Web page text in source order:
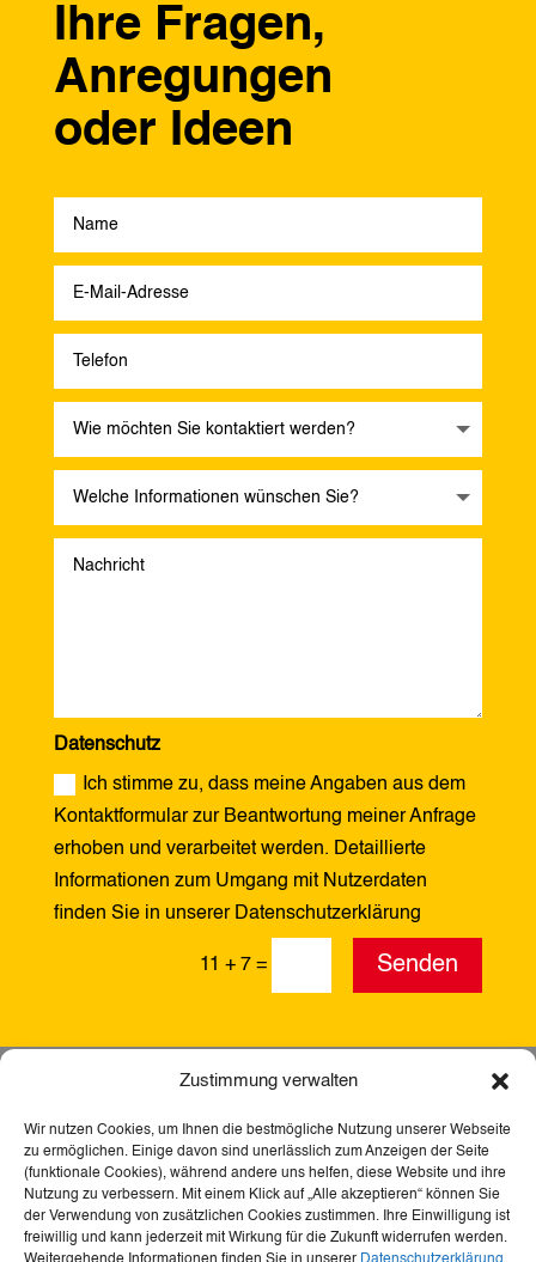
Zustimmung verwalten
Wir nutzen Cookies, um Ihnen die bestmögliche Nutzung unserer Webseite
zu ermöglichen. Einige davon sind unerlässlich zum Anzeigen der Seite
(funktionale Cookies), während andere uns helfen, diese Website und ihre
Nutzung zu verbessern. Mit einem Klick auf „Alle akzeptieren“ können Sie
der Verwendung von zusätzlichen Cookies zustimmen. Ihre Einwilligung ist
freiwillig und kann jederzeit mit Wirkung für die Zukunft widerrufen werden.
Ihre Fragen,
Anregungen
oder Ideen
Datenschutz
Ich stimme zu, dass meine Angaben aus dem
Kontaktformular zur Beantwortung meiner Anfrage
erhoben und verarbeitet werden. Detaillierte
Informationen zum Umgang mit Nutzerdaten
finden Sie in unserer Datenschutzerklärung
11 + 7 = Senden